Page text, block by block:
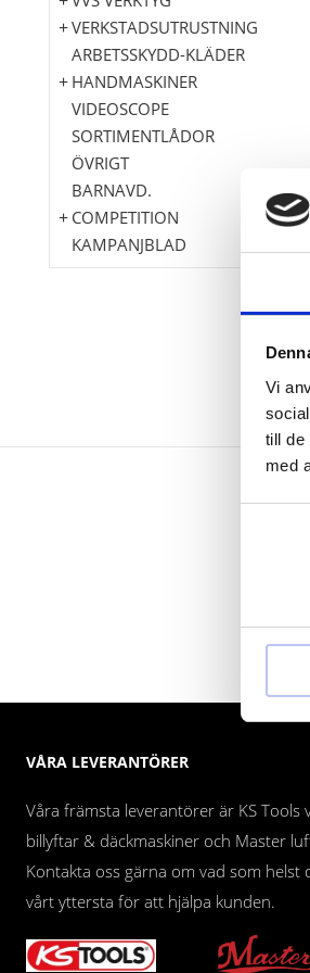
Vi
till de
med
VERKSTADSUTRUSTNING
ARBETSSKYDD-KLÄDER
HANDMASKINER
VIDEOSCOPE
SORTIMENTLÅDOR
ÖVRIGT
BARNAVD.
COMPETITION
KAMPANJBLAD
VÅRA LEVERANTÖRER
Våra främsta leverantörer är KS Tools
billyftar & däckmaskiner och Master
Kontakta oss gärna om vad som helst
vårt yttersta för att hjälpa kunden.